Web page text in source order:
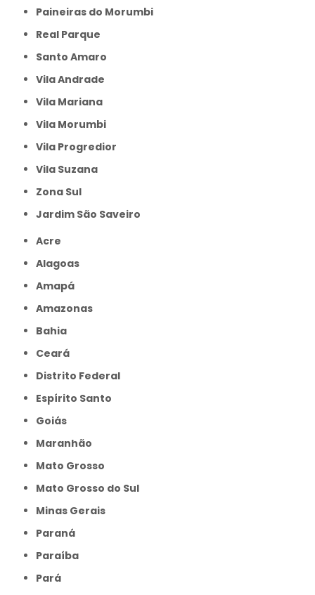
Paineiras do Morumbi
Real Parque
Santo Amaro
Vila Andrade
Vila Mariana
Vila Morumbi
Vila Progredior
Vila Suzana
Zona Sul
jardim São Saveiro
Acre
Alagoas
Amapá
Amazonas
Bahia
Ceará
Distrito Federal
Espírito Santo
Goiás
Maranhão
Mato Grosso
Mato Grosso do Sul
Minas Gerais
Paraná
Paraíba
Pará